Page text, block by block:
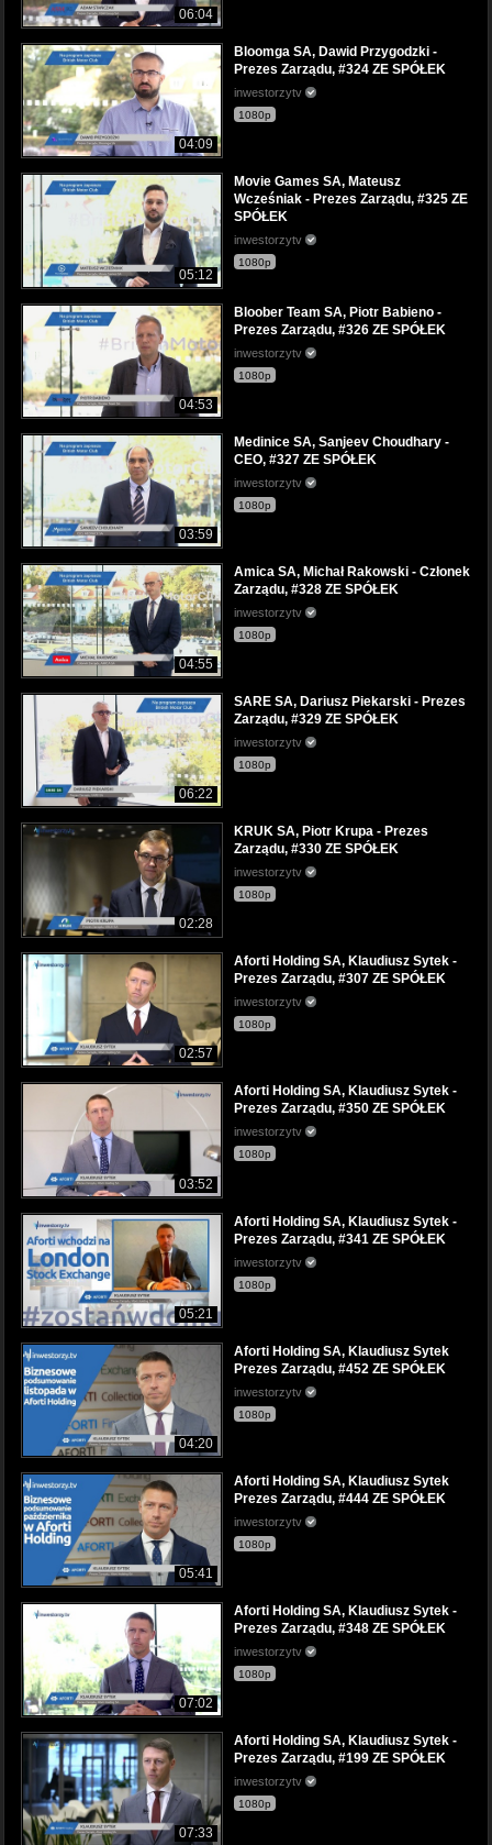
06:04
04:09
Bloomga SA, Dawid Przygodzki -
Prezes Zarządu, #324 ZE SPÓŁEK
inwestorzytv
1080p
05:12
Movie Games SA, Mateusz
Wcześniak - Prezes Zarządu, #325 ZE
SPÓŁEK
inwestorzytv
1080p
04:53
Bloober Team SA, Piotr Babieno -
Prezes Zarządu, #326 ZE SPÓŁEK
inwestorzytv
1080p
03:59
Medinice SA, Sanjeev Choudhary -
CEO, #327 ZE SPÓŁEK
inwestorzytv
1080p
04:55
Amica SA, Michał Rakowski - Członek
Zarządu, #328 ZE SPÓŁEK
inwestorzytv
1080p
06:22
SARE SA, Dariusz Piekarski - Prezes
Zarządu, #329 ZE SPÓŁEK
inwestorzytv
1080p
02:28
KRUK SA, Piotr Krupa - Prezes
Zarządu, #330 ZE SPÓŁEK
inwestorzytv
1080p
02:57
Aforti Holding SA, Klaudiusz Sytek -
Prezes Zarządu, #307 ZE SPÓŁEK
inwestorzytv
1080p
03:52
Aforti Holding SA, Klaudiusz Sytek -
Prezes Zarządu, #350 ZE SPÓŁEK
inwestorzytv
1080p
05:21
Aforti Holding SA, Klaudiusz Sytek -
Prezes Zarządu, #341 ZE SPÓŁEK
inwestorzytv
1080p
04:20
Aforti Holding SA, Klaudiusz Sytek
Prezes Zarządu, #452 ZE SPÓŁEK
inwestorzytv
1080p
05:41
Aforti Holding SA, Klaudiusz Sytek
Prezes Zarządu, #444 ZE SPÓŁEK
inwestorzytv
1080p
07:02
Aforti Holding SA, Klaudiusz Sytek -
Prezes Zarządu, #348 ZE SPÓŁEK
inwestorzytv
1080p
07:33
Aforti Holding SA, Klaudiusz Sytek -
Prezes Zarządu, #199 ZE SPÓŁEK
inwestorzytv
1080p